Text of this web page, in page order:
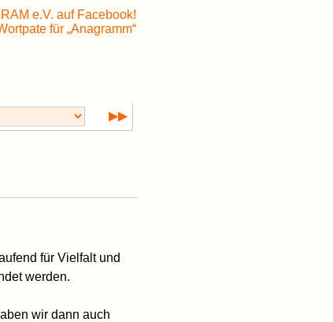
▶▶
für Vielfalt und
werden.
wir dann auch